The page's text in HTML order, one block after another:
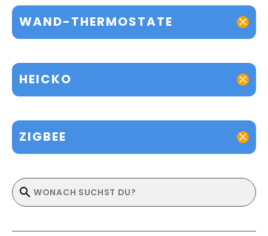
WAND-THERMOSTATE
HEICKO
ZIGBEE